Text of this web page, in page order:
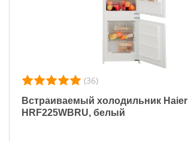
(36)
Встраиваемый холодильник Haier
HRF225WBRU, белый